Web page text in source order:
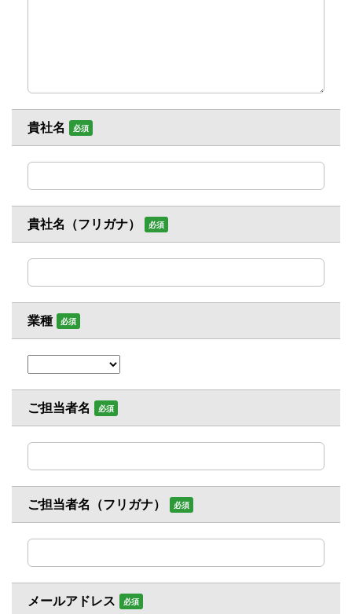
貴社名 必須
貴社名（フリガナ） 必須
業種 必須
ご担当者名 必須
ご担当者名（フリガナ） 必須
メールアドレス 必須